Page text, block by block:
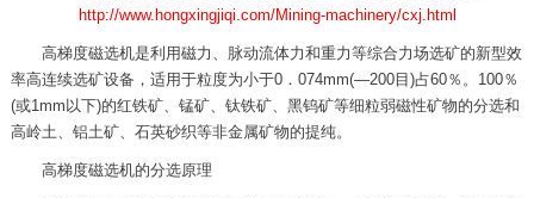
http://www.hongxingjiqi.com/Mining-machinery/cxj.html
高梯度磁选机是利用磁力、脉动流体力和重力等综合力场选矿的新型效
率高连续选矿设备，适用于粒度为小于0．074mm(—200目)占60％。100％
(或1mm以下)的红铁矿、锰矿、钛铁矿、黑钨矿等细粒弱磁性矿物的分选和
高岭土、铝土矿、石英砂织等非金属矿物的提纯。
高梯度磁选机的分选原理